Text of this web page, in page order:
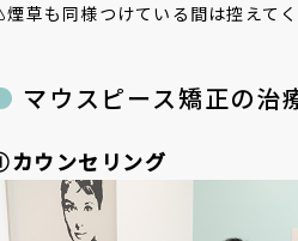
草も同様つけている間は控えてく
マウスピース矯正の治
ウンセリング